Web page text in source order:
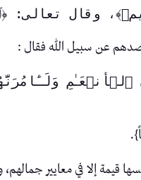
وقال تعالى:
عن سبيل الله فقال :
قيمة إلا في معايير